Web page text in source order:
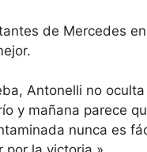
de Mercedes
Antonelli no
y mañana parece
nunca es